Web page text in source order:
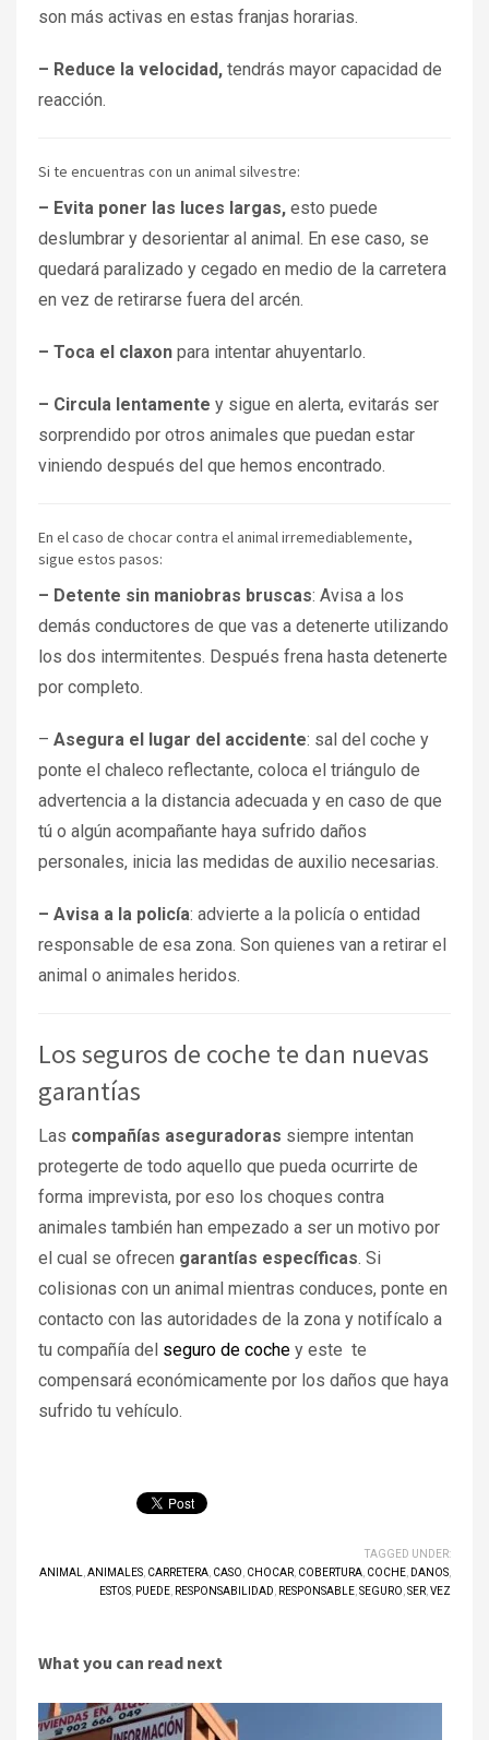
son más activas en estas franjas horarias.
– Reduce la velocidad, tendrás mayor capacidad de
reacción.
Si te encuentras con un animal silvestre:
– Evita poner las luces largas, esto puede
deslumbrar y desorientar al animal. En ese caso, se
quedará paralizado y cegado en medio de la carretera
en vez de retirarse fuera del arcén.
– Toca el claxon para intentar ahuyentarlo.
– Circula lentamente y sigue en alerta, evitarás ser
sorprendido por otros animales que puedan estar
viniendo después del que hemos encontrado.
En el caso de chocar contra el animal irremediablemente,
sigue estos pasos:
– Detente sin maniobras bruscas: Avisa a los
demás conductores de que vas a detenerte utilizando
los dos intermitentes. Después frena hasta detenerte
por completo.
– Asegura el lugar del accidente: sal del coche y
ponte el chaleco reflectante, coloca el triángulo de
advertencia a la distancia adecuada y en caso de que
tú o algún acompañante haya sufrido daños
personales, inicia las medidas de auxilio necesarias.
– Avisa a la policía: advierte a la policía o entidad
responsable de esa zona. Son quienes van a retirar el
animal o animales heridos.
Los seguros de coche te dan nuevas
garantías
Las compañías aseguradoras siempre intentan
protegerte de todo aquello que pueda ocurrirte de
forma imprevista, por eso los choques contra
animales también han empezado a ser un motivo por
el cual se ofrecen garantías específicas. Si
colisionas con un animal mientras conduces, ponte en
contacto con las autoridades de la zona y notifícalo a
tu compañía del seguro de coche y este te
compensará económicamente por los daños que haya
sufrido tu vehículo.
TAGGED UNDER:
ANIMAL
ANIMALES CARRETERA CASO CHOCAR COBERTURA COCHE DANOS
ESTOS PUEDE RESPONSABILIDAD RESPONSABLE SEGURO SER VEZ
What you can read next